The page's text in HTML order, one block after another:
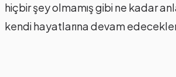
hiçbir şey olmamış gibi ne kadar
kendi hayatlarına devam